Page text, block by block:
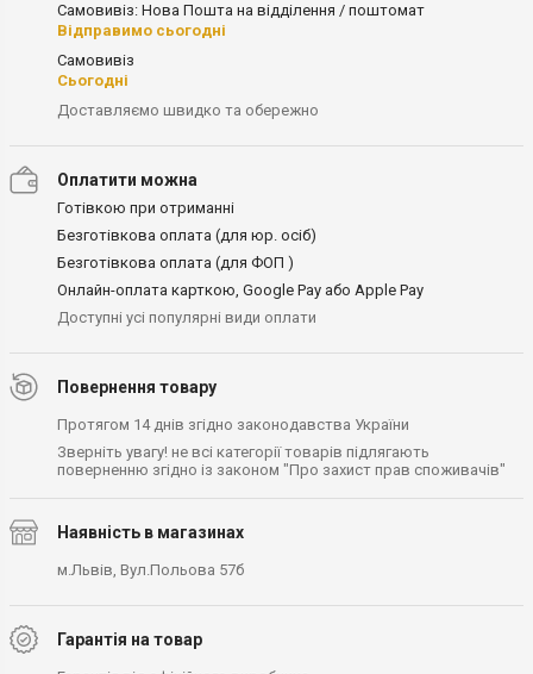
Самовивіз: Нова Пошта на відділення / поштомат
Відправимо сьогодні
Самовивіз
Сьогодні
Доставляємо швидко та обережно
Оплатити можна
Готівкою при отриманні
Безготівкова оплата (для юр. осіб)
Безготівкова оплата (для ФОП )
Онлайн-оплата карткою, Google Pay або Apple Pay
Доступні усі популярні види оплати
Повернення товару
Протягом 14 днів згідно законодавства України
Зверніть увагу! не всі категорії товарів підлягають
поверненню згідно із законом "Про захист прав споживачів"
Наявність в магазинах
м.Львів, Вул.Польова 57б
Гарантія на товар